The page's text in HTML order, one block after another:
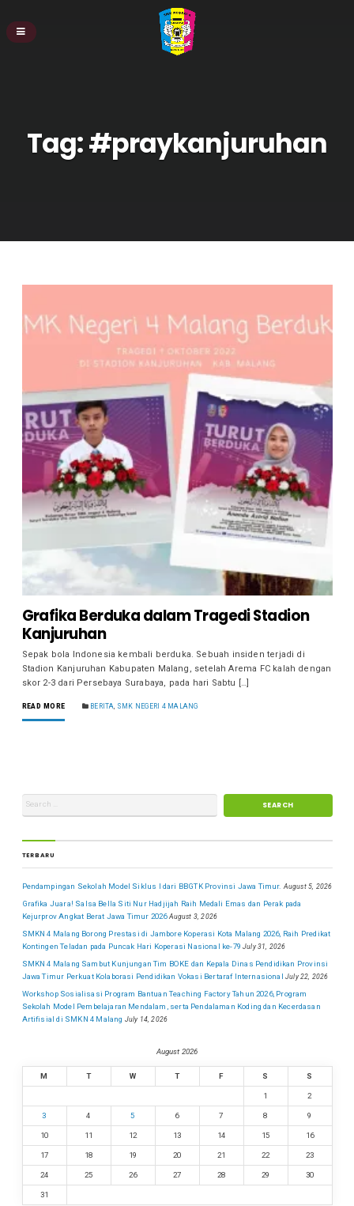
Tag:#praykanjuruhan
Grafika Berduka dalam Tragedi Stadion
Kanjuruhan
Sepak bola Indonesia kembali berduka. Sebuah insiden terjadi di
Stadion Kanjuruhan Kabupaten Malang, setelah Arema FC kalah dengan
skor 2-3 dari Persebaya Surabaya, pada hari Sabtu […]
READ MORE BERITA SMK NEGERI 4 MALANG
TERBARU
Pendampingan Sekolah Model Siklus I dari BBGTK Provinsi Jawa Timur. August 5, 2026
Grafika Juara! Salsa Bella Siti Nur Hadjijah Raih Medali Emas dan Perak pada
Kejurprov Angkat Berat Jawa Timur 2026 August 3, 2026
SMKN 4 Malang Borong Prestasi di Jambore Koperasi Kota Malang 2026, Raih Predikat
Kontingen Teladan pada Puncak Hari Koperasi Nasional ke-79 July 31, 2026
SMKN 4 Malang Sambut Kunjungan Tim BOKE dan Kepala Dinas Pendidikan Provinsi
Jawa Timur Perkuat Kolaborasi Pendidikan Vokasi Bertaraf Internasional July 22, 2026
Workshop Sosialisasi Program Bantuan Teaching Factory Tahun 2026, Program
Sekolah Model Pembelajaran Mendalam, serta Pendalaman Koding dan Kecerdasan
Artifisial di SMKN 4 Malang July 14, 2026
August 2026
M T W T F S S
1 2
3 4 5 6 7 8 9
10 11 12 13 14 15 16
17 18 19 20 21 22 23
24 25 26 27 28 29 30
31